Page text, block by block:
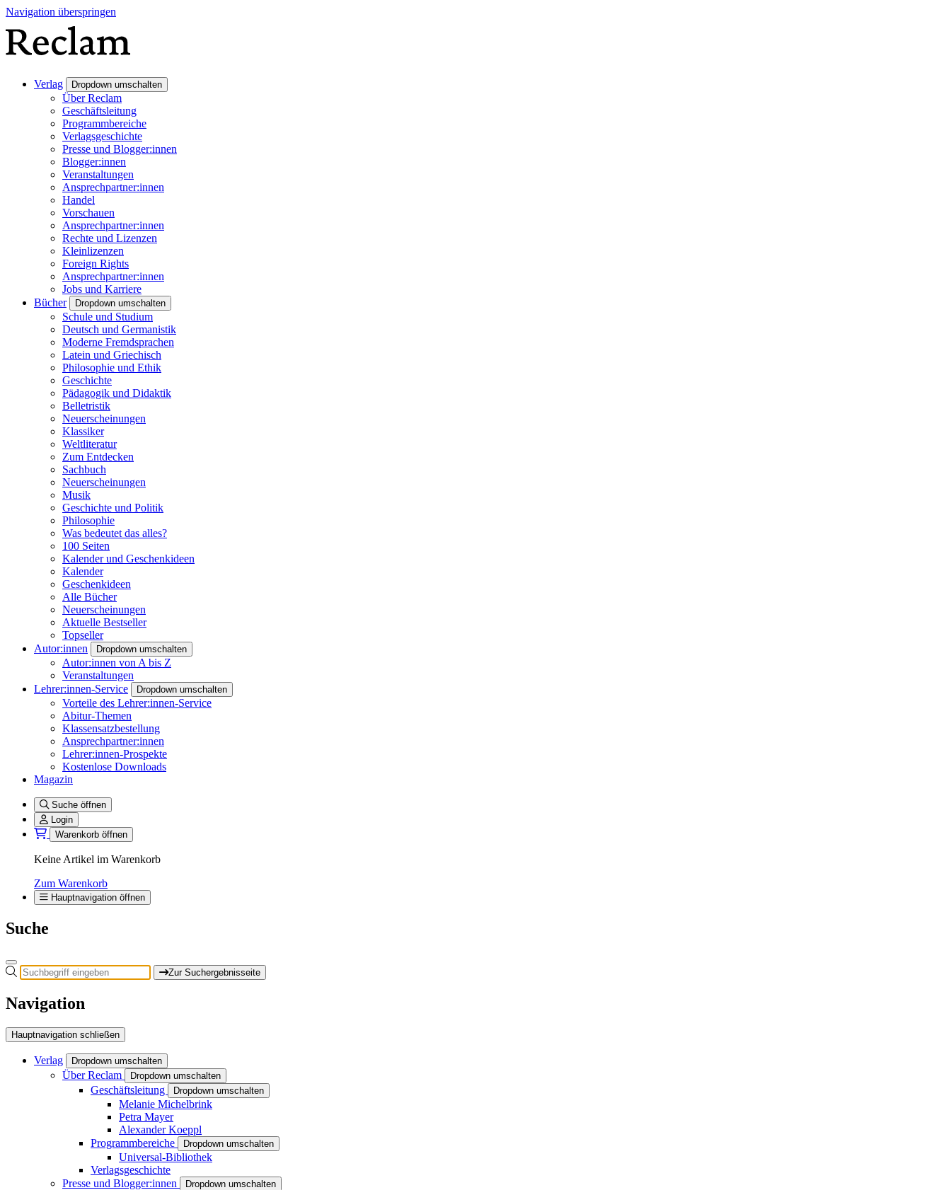
Navigation überspringen
Verlag Dropdown umschalten
Über Reclam
Geschäftsleitung
Programmbereiche
Verlagsgeschichte
Presse und Blogger:innen
Blogger:innen
Veranstaltungen
Ansprechpartner:innen
Handel
Vorschauen
Ansprechpartner:innen
Rechte und Lizenzen
Kleinlizenzen
Foreign Rights
Ansprechpartner:innen
Jobs und Karriere
Bücher
Dropdown umschalten
Schule und Studium
Deutsch und Germanistik
Moderne Fremdsprachen
Latein und Griechisch
Philosophie und Ethik
Geschichte
Pädagogik und Didaktik
Belletristik
Neuerscheinungen
Klassiker
Weltliteratur
Zum Entdecken
Sachbuch
Neuerscheinungen
Musik
Geschichte und Politik
Philosophie
Was bedeutet das alles?
100 Seiten
Kalender und Geschenkideen
Kalender
Geschenkideen
Alle Bücher
Neuerscheinungen
Aktuelle Bestseller
Topseller
Autor:innen
Dropdown umschalten
Autor:innen von A bis Z
Veranstaltungen
Lehrer:innen-Service
Dropdown umschalten
Vorteile des Lehrer:innen-Service
Abitur-Themen
Klassensatzbestellung
Ansprechpartner:innen
Lehrer:innen-Prospekte
Kostenlose Downloads
Magazin
Suche öffnen
Login
Warenkorb öffnen
Keine Artikel im Warenkorb
Zum Warenkorb
Hauptnavigation öffnen
Suche
Zur Suchergebnisseite
Navigation
Hauptnavigation schließen
Verlag Dropdown umschalten
Über Reclam Dropdown umschalten
Geschäftsleitung Dropdown umschalten
Melanie Michelbrink
Petra Mayer
Alexander Koeppl
Programmbereiche
Dropdown umschalten
Universal-Bibliothek
Verlagsgeschichte
Presse und Blogger:innen
Dropdown umschalten